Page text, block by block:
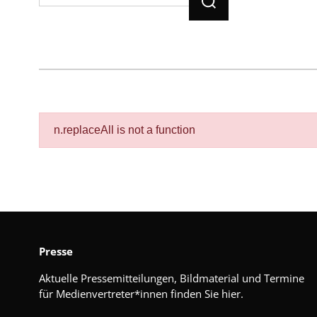
n.replaceAll is not a function
Presse
Aktuelle Pressemitteilungen, Bildmaterial und Termine
für Medienvertreter*innen finden Sie hier.